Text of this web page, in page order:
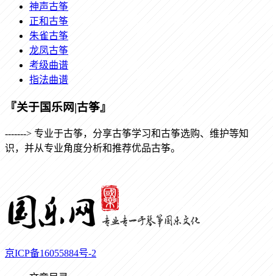
神声古筝
正和古筝
朱雀古筝
龙凤古筝
考级曲谱
指法曲谱
『关于国乐网|古筝』
-------> 专业于古筝，分享古筝学习和古筝选购、维护等知
识，并从专业角度分析和推荐优品古筝。
京ICP备16055884号-2